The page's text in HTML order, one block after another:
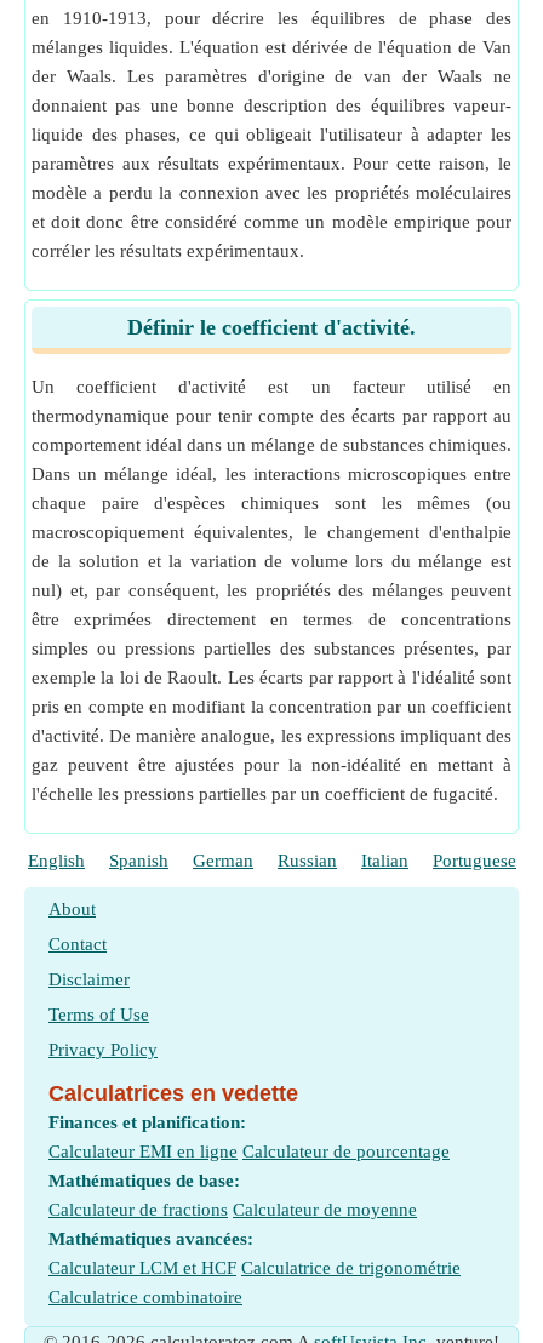
en 1910-1913, pour décrire les équilibres de phase des
mélanges liquides. L'équation est dérivée de l'équation de Van
der Waals. Les paramètres d'origine de van der Waals ne
donnaient pas une bonne description des équilibres vapeur-
liquide des phases, ce qui obligeait l'utilisateur à adapter les
paramètres aux résultats expérimentaux. Pour cette raison, le
modèle a perdu la connexion avec les propriétés moléculaires
et doit donc être considéré comme un modèle empirique pour
corréler les résultats expérimentaux.
Définir le coefficient d'activité.
Un coefficient d'activité est un facteur utilisé en
thermodynamique pour tenir compte des écarts par rapport au
comportement idéal dans un mélange de substances chimiques.
Dans un mélange idéal, les interactions microscopiques entre
chaque paire d'espèces chimiques sont les mêmes (ou
macroscopiquement équivalentes, le changement d'enthalpie
de la solution et la variation de volume lors du mélange est
nul) et, par conséquent, les propriétés des mélanges peuvent
être exprimées directement en termes de concentrations
simples ou pressions partielles des substances présentes, par
exemple la loi de Raoult. Les écarts par rapport à l'idéalité sont
pris en compte en modifiant la concentration par un coefficient
d'activité. De manière analogue, les expressions impliquant des
gaz peuvent être ajustées pour la non-idéalité en mettant à
l'échelle les pressions partielles par un coefficient de fugacité.
English Spanish German Russian Italian Portuguese
About
Contact
Disclaimer
Terms of Use
Privacy Policy
Calculatrices en vedette
Finances et planification:
Calculateur EMI en ligne Calculateur de pourcentage
Mathématiques de base:
Calculateur de fractions Calculateur de moyenne
Mathématiques avancées:
Calculateur LCM et HCF Calculatrice de trigonométrie
Calculatrice combinatoire